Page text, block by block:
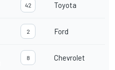
42 Toyota
2 Ford
8 Chevrolet